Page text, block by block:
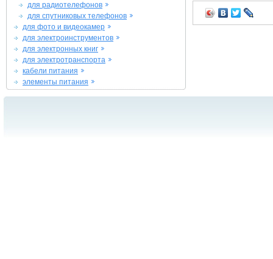
для радиотелефонов
для спутниковых телефонов
для фото и видеокамер
для электроинструментов
для электронных книг
для электротранспорта
кабели питания
элементы питания